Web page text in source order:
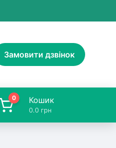
Замовити дзвінок
0 Кошик
0.0 грн